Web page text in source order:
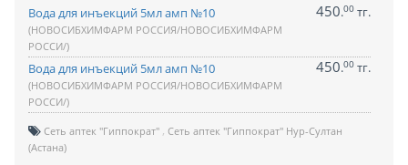
Вода для инъекций 5мл амп №10
(НОВОСИБХИМФАРМ РОССИЯ/НОВОСИБХИМФАРМ
РОССИ/)
450.00 тг.
Вода для инъекций 5мл амп №10
(НОВОСИБХИМФАРМ РОССИЯ/НОВОСИБХИМФАРМ
РОССИ/)
450.00 тг.
Сеть аптек "Гиппократ" Сеть аптек "Гиппократ" Нур-Султан
(Астана)